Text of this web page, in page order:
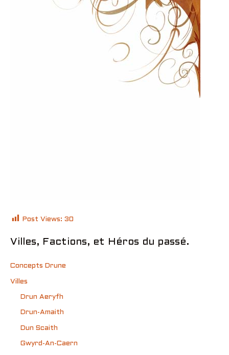
Post Views: 30
Villes, Factions, et Héros du passé.
Concepts Drune
Villes
Drun Aeryfh
Drun-Amaith
Dun Scaith
Gwyrd-An-Caern